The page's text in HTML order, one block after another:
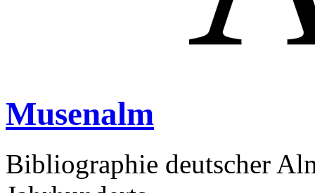
Musenalm
Bibliographie deutscher